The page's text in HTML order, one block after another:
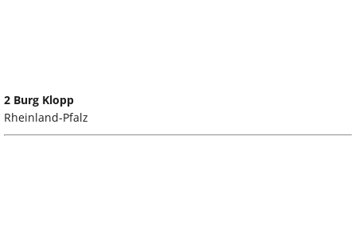
2 Burg Klopp
Rheinland-Pfalz